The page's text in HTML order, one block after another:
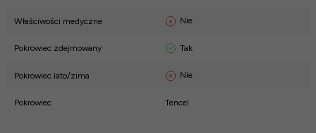
Właściwości medyczne Nie
Pokrowiec zdejmowany Tak
Pokrowiec lato/zima Nie
Pokrowiec Tencel